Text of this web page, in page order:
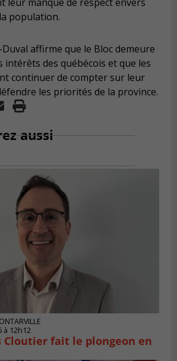
population.
affirme que le Bloc demeure
intérêts des québécois et que les
continuer de compter sur leur
les priorités de la province.
aussi
à 12h12
Cloutier fait le plongeon en